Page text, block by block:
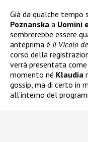
Già da qualche tempo
Poznanska a Uomini
sembrerebbe essere
anteprima è Il Vicolo
corso della
verrà presentata come
momento né Klaudia
gossip, ma di certo in
all’interno del